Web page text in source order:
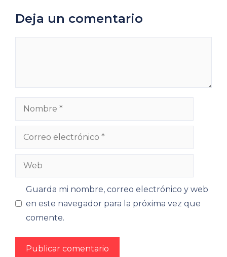
Deja un comentario
Nombre
Correo
Web
Guarda mi nombre, correo electrónico y web
en este navegador para la próxima vez que
comente.